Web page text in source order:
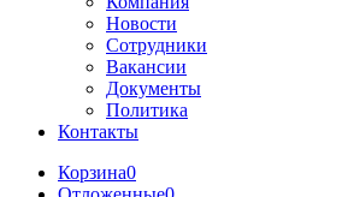
Новости
Сотрудники
Вакансии
Документы
Политика
Контакты
Корзина0